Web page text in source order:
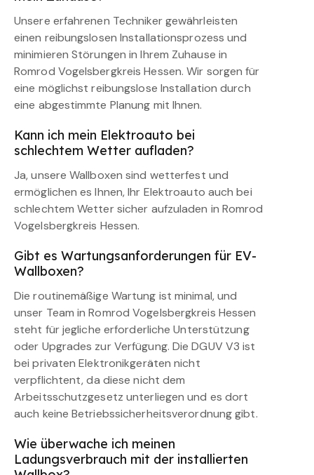
Unsere erfahrenen Techniker gewährleisten
einen reibungslosen Installationsprozess und
minimieren Störungen in Ihrem Zuhause in
Romrod Vogelsbergkreis Hessen. Wir sorgen für
eine möglichst reibungslose Installation durch
eine abgestimmte Planung mit Ihnen.
Kann ich mein Elektroauto bei
schlechtem Wetter aufladen?
Ja, unsere Wallboxen sind wetterfest und
ermöglichen es Ihnen, Ihr Elektroauto auch bei
schlechtem Wetter sicher aufzuladen in Romrod
Vogelsbergkreis Hessen.
Gibt es Wartungsanforderungen für EV-
Wallboxen?
Die routinemäßige Wartung ist minimal, und
unser Team in Romrod Vogelsbergkreis Hessen
steht für jegliche erforderliche Unterstützung
oder Upgrades zur Verfügung. Die DGUV V3 ist
bei privaten Elektronikgeräten nicht
verpflichtent, da diese nicht dem
Arbeitsschutzgesetz unterliegen und es dort
auch keine Betriebssicherheitsverordnung gibt.
Wie überwache ich meinen
Ladungsverbrauch mit der installierten